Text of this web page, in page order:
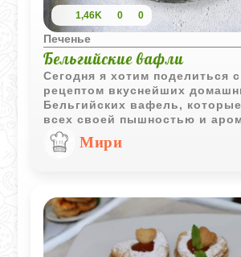
1,46K 0 0
Печенье
Бельгийские вафли
Сегодня я хотим поделиться
рецептом вкуснейших
Бельгийских вафель,
всех своей пышностью и
Бельгийские вафли –
снаружи, мягкие и воздушные
сахарной пудрой, фруктами,
или кленовым сиропом и
Получается один из самых
ароматных десертов!
Мири